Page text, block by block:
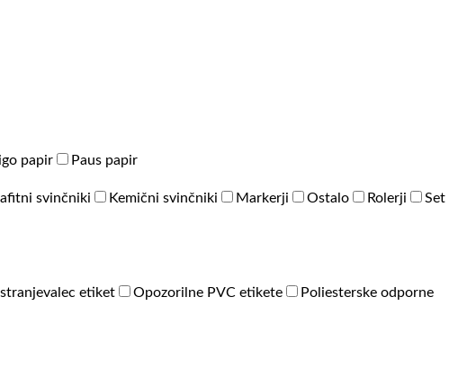
papir
Paus papir
svinčniki Kemični svinčniki Markerji Ostalo Rolerji
Set
etiket Opozorilne PVC etikete
Poliesterske odporne